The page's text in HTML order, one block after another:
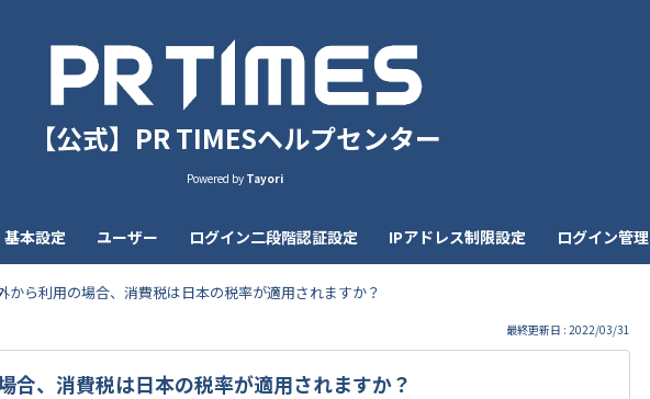
【公式】PR TIMESヘルプセンター
Powered by Tayori
基本設定 ユーザー ログイン二段階認証設定 IPアドレス制限設定 ログイン管理
から利用の場合、消費税は日本の税率が適用されますか？
最終更新日 : 2022/03/31
合、消費税は日本の税率が適用されますか？